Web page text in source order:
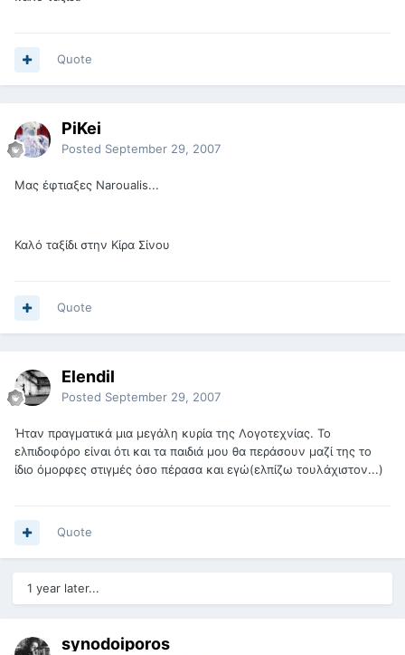
Quote
PiKei
Posted September 29, 2007
Μας έφτιαξες Naroualis...
Καλό ταξίδι στην Κίρα Σίνου
Quote
Elendil
Posted September 29, 2007
Ήταν πραγματικά μια μεγάλη κυρία της Λογοτεχνίας. Το
ελπιδοφόρο είναι ότι και τα παιδιά μου θα περάσουν μαζί της το
ίδιο όμορφες στιγμές όσο πέρασα και εγώ(ελπίζω τουλάχιστον...)
Quote
1 year later...
synodoiporos